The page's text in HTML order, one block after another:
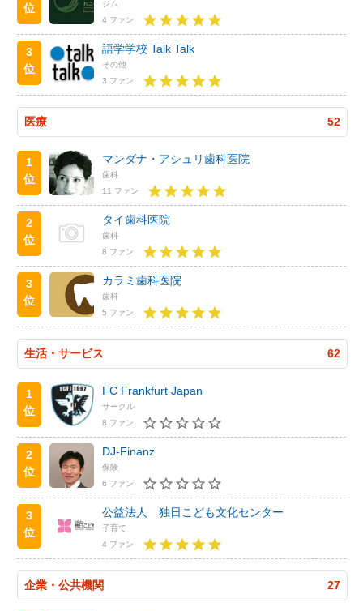
位
ジム
4 ファン
3
位
語学学校 Talk Talk
その他
3 ファン
医療 52
1
位
マンダナ・アシュリ歯科医院
歯科
11 ファン
2
位
タイ歯科医院
歯科
8 ファン
3
位
カラミ歯科医院
歯科
5 ファン
生活・サービス 62
1
位
FC Frankfurt Japan
サークル
8 ファン
2
位
DJ-Finanz
保険
6 ファン
3
位
公益法人 独日こども文化センター
子育て
4 ファン
企業・公共機関 27